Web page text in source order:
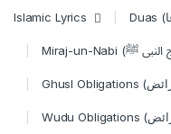
Islamic Lyrics